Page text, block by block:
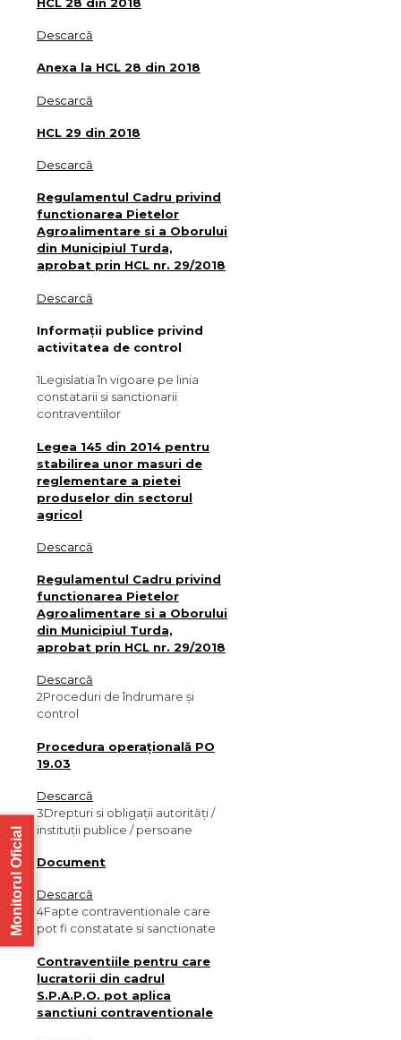
Descarcă
Anexa la HCL 28 din 2018
Descarcă
HCL 29 din 2018
Descarcă
Regulamentul Cadru privind
functionarea Pietelor
Agroalimentare si a Oborului
din Municipiul Turda,
aprobat prin HCL nr. 29/2018
Descarcă
Informații publice privind
activitatea de control
1Legislatia în vigoare pe linia
constatarii si sanctionarii
contraventiilor
Legea 145 din 2014 pentru
stabilirea unor masuri de
reglementare a pietei
produselor din sectorul
agricol
Descarcă
Regulamentul Cadru privind
functionarea Pietelor
Agroalimentare si a Oborului
din Municipiul Turda,
aprobat prin HCL nr. 29/2018
Descarcă
2Proceduri de îndrumare și
control
Procedura operațională PO
19.03
Descarcă
3Drepturi si obligații autorități /
instituții publice / persoane
Document
Descarcă
4Fapte contraventionale care
pot fi constatate si sanctionate
Contraventiile pentru care
lucratorii din cadrul
S.P.A.P.O. pot aplica
sanctiuni contraventionale
Monitorul Oficial